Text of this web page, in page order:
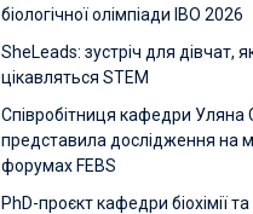
біологічної олімпіади IBO 2026
SheLeads: зустріч для дівчат,
цікавляться STEM
Співробітниця кафедри
представила дослідження на
форумах FEBS
PhD-проєкт кафедри біохімії та